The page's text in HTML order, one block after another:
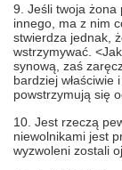
9. Jeśli twoja żona
innego, ma z nim
stwierdza jednak,
wstrzymywać.
synową, zaś
bardziej
powstrzymują się
10. Jest rzeczą
niewolnikami jest
wyzwoleni zostali